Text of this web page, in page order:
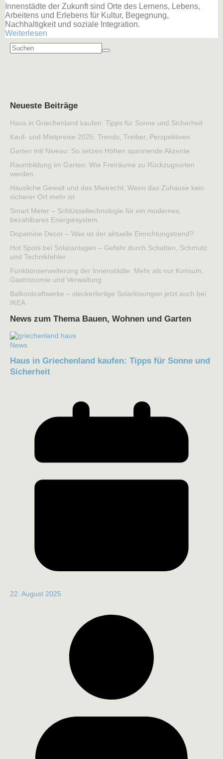
Innenstädte der Zukunft sind Orte des Lernens, Lebens,
Arbeitens und Erlebens für Kultur, Begegnung,
Nachhaltigkeit und soziale Integration.
Weiterlesen
Neueste Beiträge
Haus in Griechenland kaufen: Tipps für Sonne und Sicherheit
Kauf- und Mietpreise 2025: Trends, Treiber, Perspektiven
Garten mit Niveau: So setzen Höhen spannende Akzente
Raumbildung im Garten: Wie Freiräume zu Rückzugsorten
werden
Häusliche Gewalt und das Mietrecht: Wenn das Zuhause kein
sicherer Ort mehr ist
Smart Meter – Schlüsseltechnologie für ein modernes,
bezahlbares Energiesystem
Dopamine Decor – Was ist der aktuelle Einrichtungstrend?
Hot Spots bei Solaranlagen – Gefahr durch Schatten, Schmutz
und Technikfehler
Funktionserweiterung der Innenstädte: Mehr als nur Konsum,
Gastronomie und Verwaltung
Balkonkraftwerke – steckerfertige Solarlösungen jetzt auch bei
IKEA
News zum Thema Bauen, Wohnen und Garten
News
Haus in Griechenland kaufen: Tipps für Sonne und
Sicherheit
22. August 2025